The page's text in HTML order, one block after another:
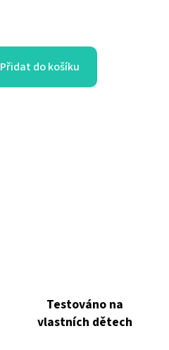
Přidat do košíku
Testováno na
vlastních dětech